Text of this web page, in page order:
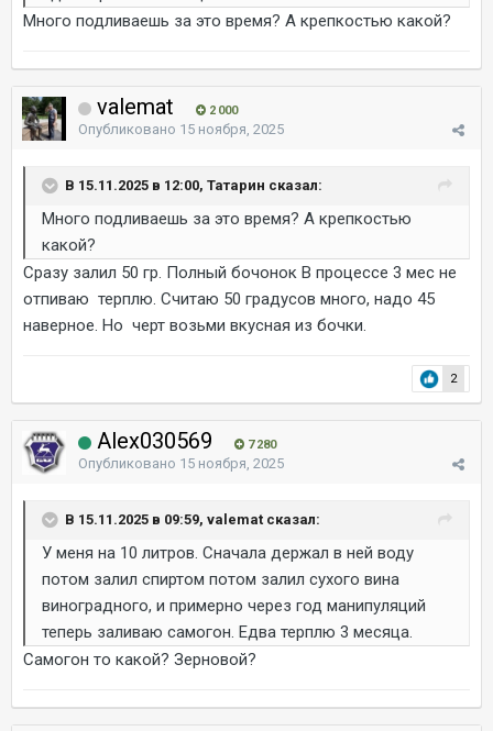
Много подливаешь за это время? А крепкостью какой?
valemat 2 000
Опубликовано 15 ноября, 2025
В 15.11.2025 в 12:00, Татарин сказал:
Много подливаешь за это время? А крепкостью
какой?
Сразу залил 50 гр. Полный бочонок В процессе 3 мес не
отпиваю терплю. Считаю 50 градусов много, надо 45
наверное. Но черт возьми вкусная из бочки.
2
Alex030569 7 280
Опубликовано 15 ноября, 2025
В 15.11.2025 в 09:59, valemat сказал:
У меня на 10 литров. Сначала держал в ней воду
потом залил спиртом потом залил сухого вина
виноградного, и примерно через год манипуляций
теперь заливаю самогон. Едва терплю 3 месяца.
Самогон то какой? Зерновой?